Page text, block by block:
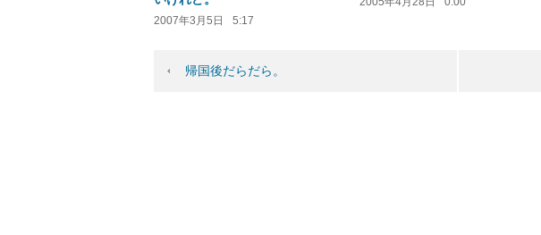
2007年3月5日 5:17
帰国後だらだら。